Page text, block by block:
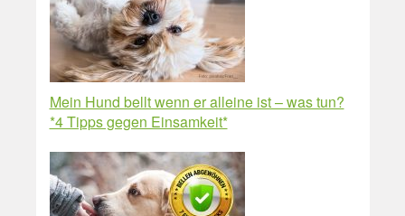
Mein Hund bellt wenn er alleine ist – was tun?
*4 Tipps gegen Einsamkeit*